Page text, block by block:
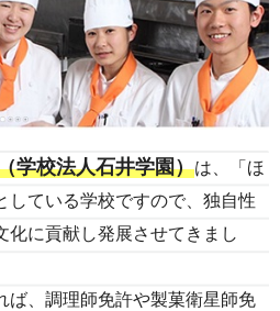
学校法人石井学園）は、「ほ
している学校ですので、独自性
化に貢献し発展させてきまし
ば、調理師免許や製菓衛星師免